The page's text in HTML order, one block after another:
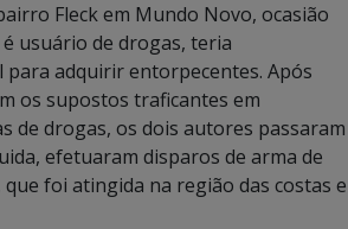
Fleck em Mundo Novo, ocasião
usuário de drogas, teria
para adquirir entorpecentes. Após
os supostos traficantes em
de drogas, os dois autores passaram
efetuaram disparos de arma de
foi atingida na região das costas e